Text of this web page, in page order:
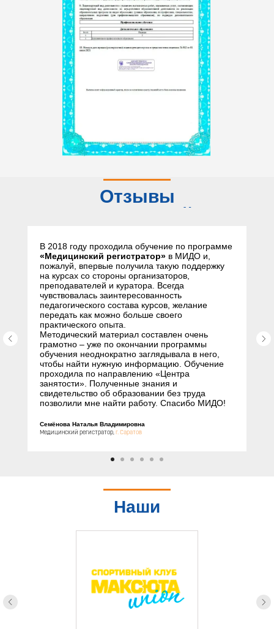
Отзывы
В 2018 году проходила обучение по программе
«Медицинский регистратор» в МИДО и,
пожалуй, впервые получила такую поддержку
на курсах со стороны организаторов,
преподавателей и куратора. Всегда
чувствовалась заинтересованность
педагогического состава курсов, желание
передать как можно больше своего
практического опыта.
Методический материал составлен очень
грамотно – уже по окончании программы
обучения неоднократно заглядывала в него,
чтобы найти нужную информацию. Обучение
проходила по направлению «Центра
занятости». Полученные знания и
свидетельство об образовании без труда
позволили мне найти работу. Спасибо МИДО!
Семёнова Наталья Владимировна
Медицинский регистратор,г. Саратов
Наши
партнеры